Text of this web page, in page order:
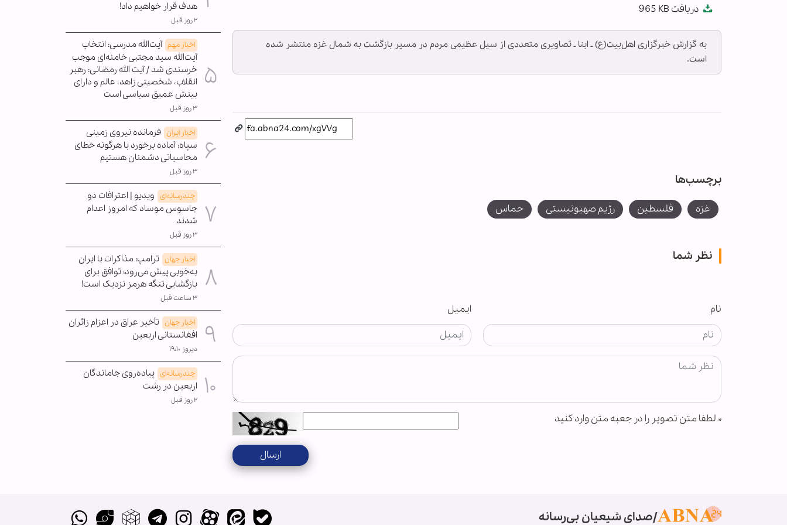
fullscreenدریافت 965 KB
به گزارش خبرگزاری اهل‌بیت(ع) ـ ابنا ـ تصاویری متعددی از سیل عظیمی مردم در مسیر بازگشت به شمال غزه منتشر شده
است.
برچسب‌ها
غزه فلسطین رژیم صهیونیستی حماس
نظر شما
نام ایمیل
* لطفا متن تصویر را در جعبه متن وارد کنید
ارسال
هدف قرار خواهیم داد!
۲ روز قبل
اخبار مهم آیت‌الله مدرسی: انتخاب
آیت‌الله سید مجتبی خامنه‌ای موجب
خرسندی شد / آیت الله رمضانی: رهبر
انقلاب، شخصیتی زاهد، عالم و دارای
بینش عمیق سیاسی است
۳ روز قبل
اخبار ایران فرمانده نیروی زمینی
سپاه: آماده برخورد با هرگونه خطای
محاسباتی دشمنان هستیم
۳ روز قبل
چندرسانه‌ای ویدیو | اعترافات دو
جاسوس موساد که امروز اعدام
شدند
۳ روز قبل
اخبار جهان ترامپ: مذاکرات با ایران
به‌خوبی پیش می‌رود؛ توافق برای
بازگشایی تنگه هرمز نزدیک است!
۳ ساعت قبل
اخبار جهان تأخیر عراق در اعزام زائران
افغانستانی اربعین
دیروز ۱۹:۱۰
چندرسانه‌ای پیاده‌روی جاماندگان
اربعین در رشت
۲ روز قبل
صدای شیعیان بی‌رسانه